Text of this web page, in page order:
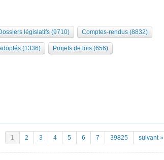
législatifs (9710) Comptes-rendus (8832)
(1336) Projets de lois (656)
1 2 3 4 5 6 7 39825 suivant »